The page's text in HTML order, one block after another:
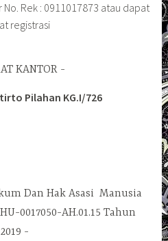
Rek : 0911017873 atau dapat
registrasi
KANTOR
Pilahan KG.I/726
Dan Hak Asasi Manusia
0017050-AH.01.15 Tahun
2019